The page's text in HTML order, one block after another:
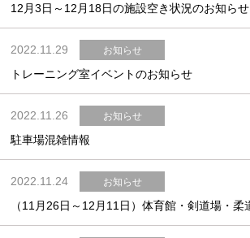
お問合せフォーム
スポーツ教室体験
12月3日～12月18日の施設空き状況のお知らせ
2022.11.29 お知らせ
トレーニング室イベントのお知らせ
2022.11.26 お知らせ
駐車場混雑情報
2022.11.24 お知らせ